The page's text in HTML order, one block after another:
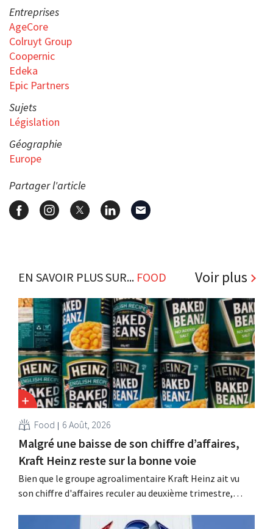
Entreprises
AgeCore
Colruyt Group
Coopernic
Edeka
Epic Partners
Sujets
Législation
Géographie
Europe
Partager l'article
EN SAVOIR PLUS SUR... FOOD Voir plus
Food 6 Août, 2026
Malgré une baisse de son chiffre d’affaires,
Kraft Heinz reste sur la bonne voie
Bien que le groupe agroalimentaire Kraft Heinz ait vu
son chiffre d'affaires reculer au deuxième trimestre,
aux prévisions. La multinationale augmente ses